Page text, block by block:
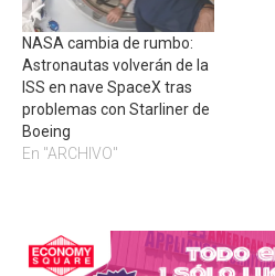
NASA cambia de rumbo:
Astronautas volverán de la
ISS en nave SpaceX tras
problemas con Starliner de
Boeing
En "ARCHIVO"